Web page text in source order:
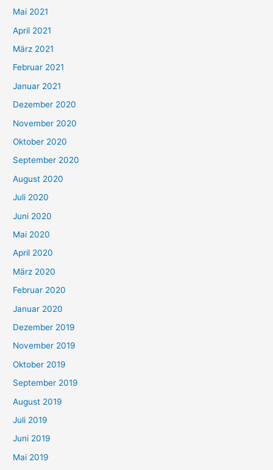
h
:
Mai 2021
April 2021
März 2021
Februar 2021
Januar 2021
Dezember 2020
November 2020
Oktober 2020
September 2020
August 2020
Juli 2020
Juni 2020
Mai 2020
April 2020
März 2020
Februar 2020
Januar 2020
Dezember 2019
November 2019
Oktober 2019
September 2019
August 2019
Juli 2019
Juni 2019
Mai 2019